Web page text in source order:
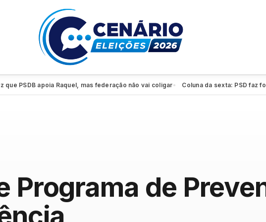
PSDB apoia Raquel, mas federação não vai coligar● Coluna da sexta: PSD faz
Programa de